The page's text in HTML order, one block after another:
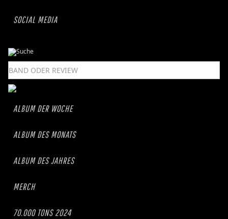
SOCIAL MEDIA
ALBUM DER WOCHE
ALBUM DES MONATS
ALBUM DES JAHRES
MERCH
70.000 TONS 2024